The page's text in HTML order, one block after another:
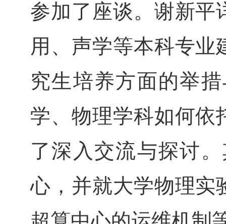
参加了座谈。谢新平
用、声学等本科专业
究生培养方面的举
学、物理学科如何依
了深入交流与探讨
心，并就大学物理实